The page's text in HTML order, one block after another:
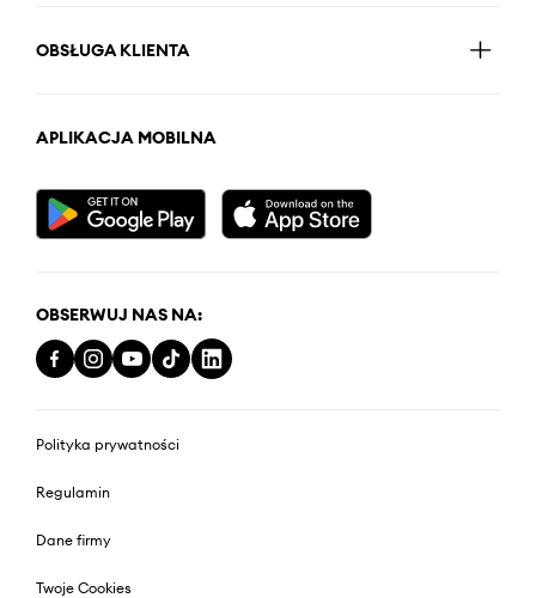
OBSŁUGA KLIENTA
APLIKACJA MOBILNA
OBSERWUJ NAS NA:
Polityka prywatności
Regulamin
Dane firmy
Twoje Cookies